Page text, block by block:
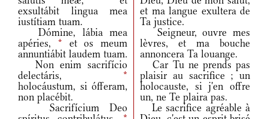
exsultábit lingua mea
iustítiam tuam.
et ma langue exultera de
Ta justice.
Dómine, lábia mea
apéries, * et os meum
annuntiábit laudem tuam.
Seigneur, ouvre mes
lèvres, et ma bouche
annoncera Ta louange.
Non enim sacrifício
delectáris, *
holocáustum, si ófferam,
non placébit.
Car Tu ne prends pas
plaisir au sacrifice ; un
holocauste, si j'en offre
un, ne Te plaira pas.
Sacrifícium Deo
Le sacrifice agréable à